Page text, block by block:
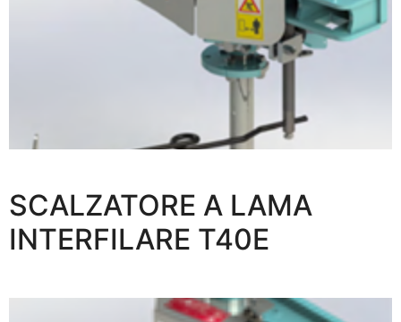
SCALZATORE A LAMA
INTERFILARE T40E